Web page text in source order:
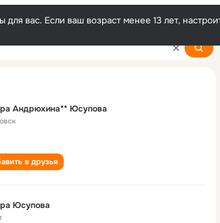
вас. Если ваш возраст менее 13 лет,
Андрюхина** Юсупова
в друзья
Юсупова